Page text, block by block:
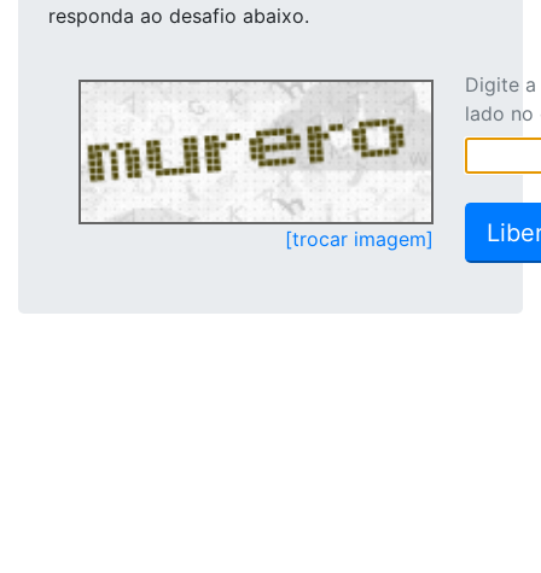
responda ao desafio abaixo.
[trocar imagem]
Digite
lado no